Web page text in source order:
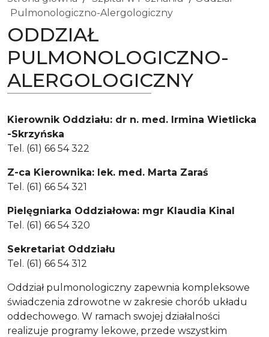
Pulmonologiczno-Alergologiczny
ODDZIAŁ
PULMONOLOGICZNO-
ALERGOLOGICZNY
Kierownik Oddziału: dr n. med. Irmina Wietlicka
-Skrzyńska
Tel. (61) 66 54 322
Z-ca Kierownika: lek. med. Marta Zaraś
Tel. (61) 66 54 321
Pielęgniarka Oddziałowa: mgr Klaudia Kinal
Tel. (61) 66 54 320
Sekretariat Oddziału
Tel. (61) 66 54 312
Oddział pulmonologiczny zapewnia kompleksowe
świadczenia zdrowotne w zakresie chorób układu
oddechowego. W ramach swojej działalności
realizuje programy lekowe, przede wszystkim